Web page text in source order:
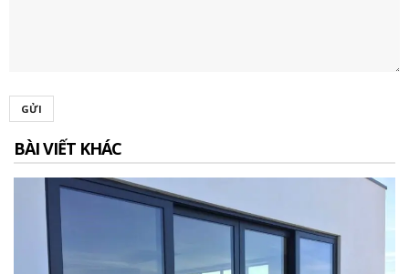
GỬI
BÀI VIẾT KHÁC